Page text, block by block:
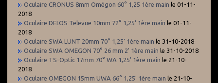
Oculaire CRONUS 8mm Omégon 60° 1,25 1ère main le 01-11-
2018
Oculaire DELOS Televue 10mm 72° 1,25' 1ère main le 01-11-
2018
Oculaire SWA LUNT 20mm 70° 1,25' 1ère main le 31-10-2018
Oculaire SWA OMEGON 70° 26 mm 2' 1ère main le 31-10-2018
Oculaire TS-Optic 17mm 70° WA 1,25' 1ère main le 21-10-
2018
Oculaire OMEGON 15mm UWA 66° 1,25' 1ère main le 21-10-